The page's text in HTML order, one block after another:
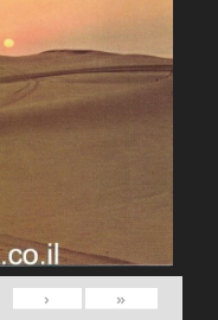
«
‹